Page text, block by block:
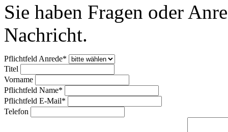
Sie haben Fragen oder
Nachricht.
Pflichtfeld Anrede*
Titel
Vorname
Pflichtfeld Name*
Pflichtfeld E-Mail*
Telefon